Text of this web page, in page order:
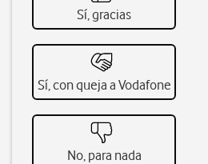
Sí, gracias
Sí, con queja a Vodafone
No, para nada